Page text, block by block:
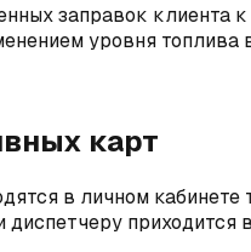
заправок клиента
уровня топлива
карт
в личном